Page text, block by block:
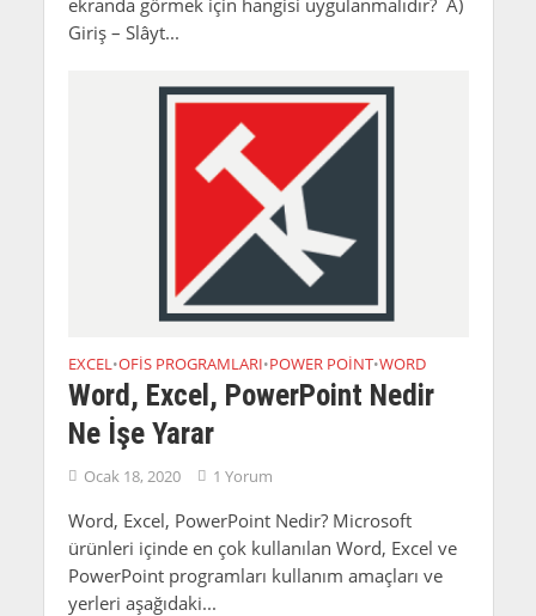
Giriş – Slâyt...
EXCEL•OFIS PROGRAMLARI•POWER POINT•WORD
Word, Excel, PowerPoint Nedir
Ne İşe Yarar
Ocak 18, 2020 1 Yorum
Word, Excel, PowerPoint Nedir? Microsoft
ürünleri içinde en çok kullanılan Word, Excel ve
PowerPoint programları kullanım amaçları ve
yerleri aşağıdaki...